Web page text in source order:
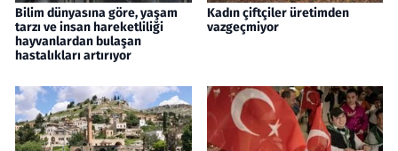
Bilim dünyasına göre, yaşam
tarzı ve insan hareketliliği
hayvanlardan bulaşan
hastalıkları artırıyor
Kadın çiftçiler üretimden
vazgeçmiyor